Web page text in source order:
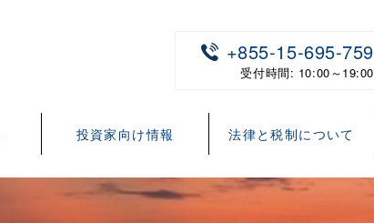
+855-15-695-759
受付時間: 10:00～19:00
投資家向け情報 法律と税制について